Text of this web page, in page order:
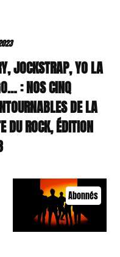
JOCKSTRAP, YO LA
: NOS CINQ
DE LA
DU ROCK, ÉDITION
Abonnés